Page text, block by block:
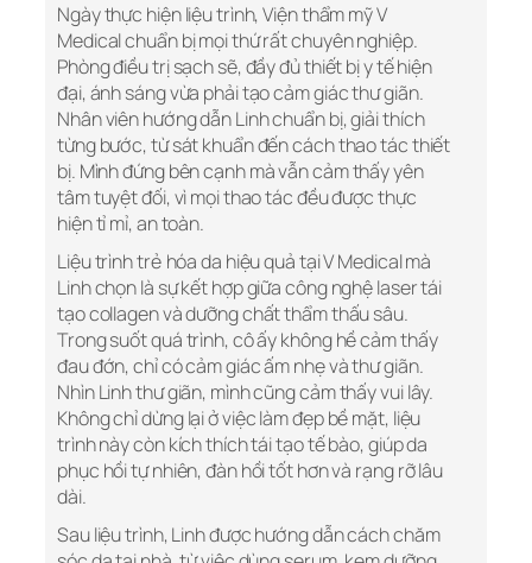
Ngày thực hiện liệu trình, Viện thẩm mỹ V
Medical chuẩn bị mọi thứ rất chuyên nghiệp.
Phòng điều trị sạch sẽ, đầy đủ thiết bị y tế hiện
đại, ánh sáng vừa phải tạo cảm giác thư giãn.
Nhân viên hướng dẫn Linh chuẩn bị, giải thích
từng bước, từ sát khuẩn đến cách thao tác thiết
bị. Mình đứng bên cạnh mà vẫn cảm thấy yên
tâm tuyệt đối, vì mọi thao tác đều được thực
hiện tỉ mỉ, an toàn.
Liệu trình trẻ hóa da hiệu quả tại V Medical mà
Linh chọn là sự kết hợp giữa công nghệ laser tái
tạo collagen và dưỡng chất thẩm thấu sâu.
Trong suốt quá trình, cô ấy không hề cảm thấy
đau đớn, chỉ có cảm giác ấm nhẹ và thư giãn.
Nhìn Linh thư giãn, mình cũng cảm thấy vui lây.
Không chỉ dừng lại ở việc làm đẹp bề mặt, liệu
trình này còn kích thích tái tạo tế bào, giúp da
phục hồi tự nhiên, đàn hồi tốt hơn và rạng rỡ lâu
dài.
Sau liệu trình, Linh được hướng dẫn cách chăm